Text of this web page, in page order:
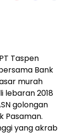
Taspen
Bank
murah
lebaran 2018
golongan
Pasaman.
yang akrab